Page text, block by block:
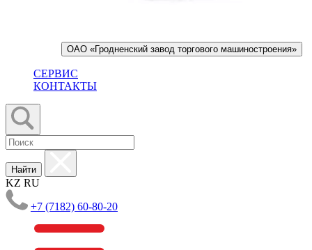
ОАО «Гродненский завод торгового машиностроения»
СЕРВИС
КОНТАКТЫ
Найти
KZ RU
+7 (7182) 60-80-20